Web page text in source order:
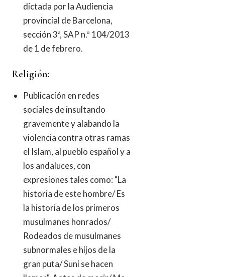
dictada por la Audiencia
provincial de Barcelona,
sección 3ª, SAP n.º 104/2013
de 1 de febrero.
Religión:
Publicación en redes
sociales de insultando
gravemente y alabando la
violencia contra otras ramas
el Islam, al pueblo español y a
los andaluces, con
expresiones tales como: "La
historia de este hombre/ Es
la historia de los primeros
musulmanes honrados/
Rodeados de musulmanes
subnormales e hijos de la
gran puta/ Suni se hacen